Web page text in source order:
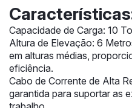
Capacidade de Carga: 10
Altura de Elevação: 6
em alturas médias,
eficiência.
Cabo de Corrente de Alta
garantida para suportar as